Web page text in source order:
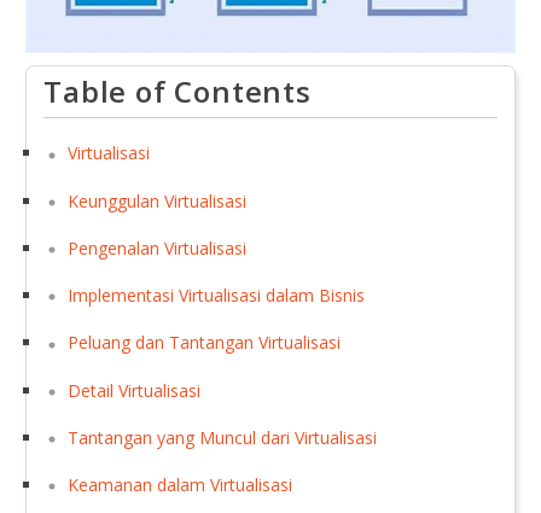
Table of Contents
Virtualisasi
Keunggulan Virtualisasi
Pengenalan Virtualisasi
Implementasi Virtualisasi dalam Bisnis
Peluang dan Tantangan Virtualisasi
Detail Virtualisasi
Tantangan yang Muncul dari Virtualisasi
Keamanan dalam Virtualisasi